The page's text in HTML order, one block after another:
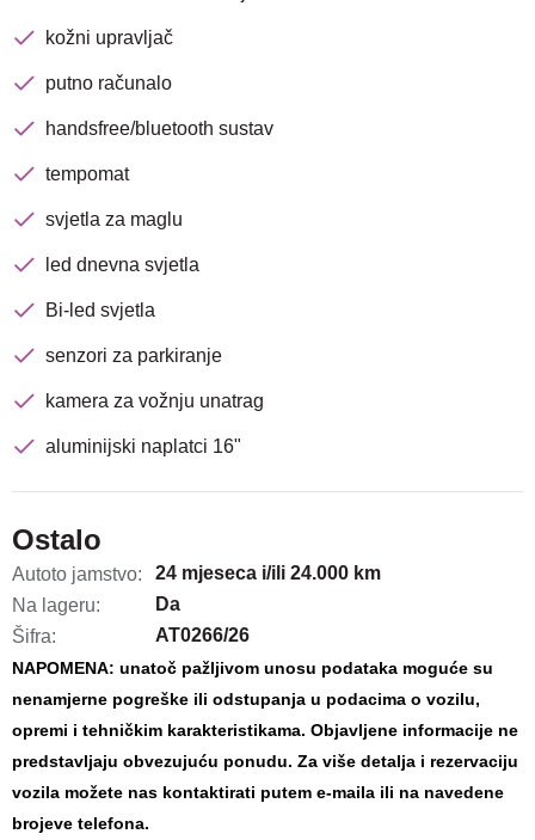
kožni upravljač
putno računalo
handsfree/bluetooth sustav
tempomat
svjetla za maglu
led dnevna svjetla
Bi-led svjetla
senzori za parkiranje
kamera za vožnju unatrag
aluminijski naplatci 16"
Ostalo
Autoto jamstvo:
24 mjeseca i/ili 24.000 km
Na lageru:
Da
Šifra:
AT0266/26
NAPOMENA: unatoč pažljivom unosu podataka moguće su
nenamjerne pogreške ili odstupanja u podacima o vozilu,
opremi i tehničkim karakteristikama. Objavljene informacije ne
predstavljaju obvezujuću ponudu. Za više detalja i rezervaciju
vozila možete nas kontaktirati putem e-maila ili na navedene
brojeve telefona.